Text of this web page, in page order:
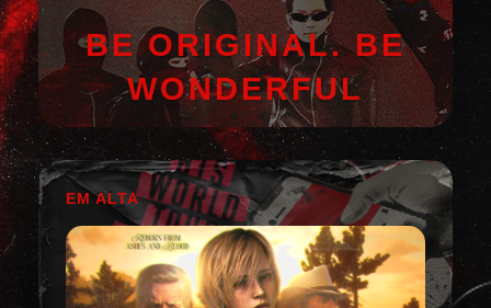
BE ORIGINAL. BE
WONDERFUL
EM ALTA